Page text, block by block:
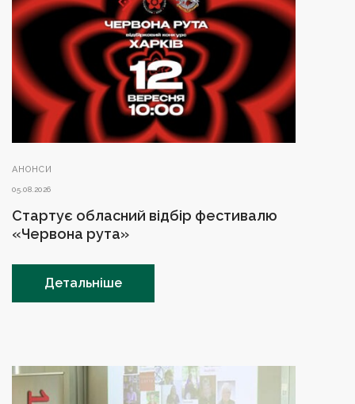
АНОНСИ
05.08.2026
Стартує обласний відбір фестивалю
«Червона рута»
Детальніше